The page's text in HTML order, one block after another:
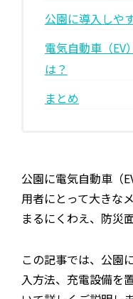
ブランドツールキ
導入施設別プラン
公園に導入しや
電気自動車（EV
は？
まとめ
公園に電気自動車（
用者にとって大きな
まるにくわえ、防災
この記事では、公園
入方法、充電設備を